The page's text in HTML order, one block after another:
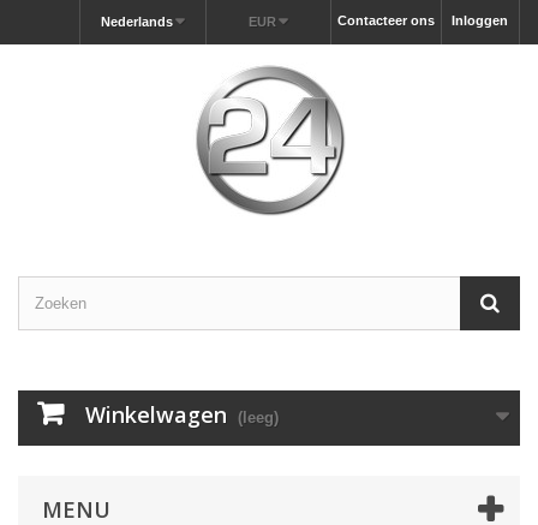
Inloggen
Contacteer ons
EUR
Nederlands
Winkelwagen (leeg)
MENU